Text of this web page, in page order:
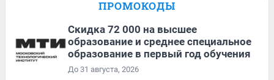
ПРОМОКОДЫ
Скидка 72 000 на высшее
образование и среднее специальное
образование в первый год обучения
До 31 августа, 2026